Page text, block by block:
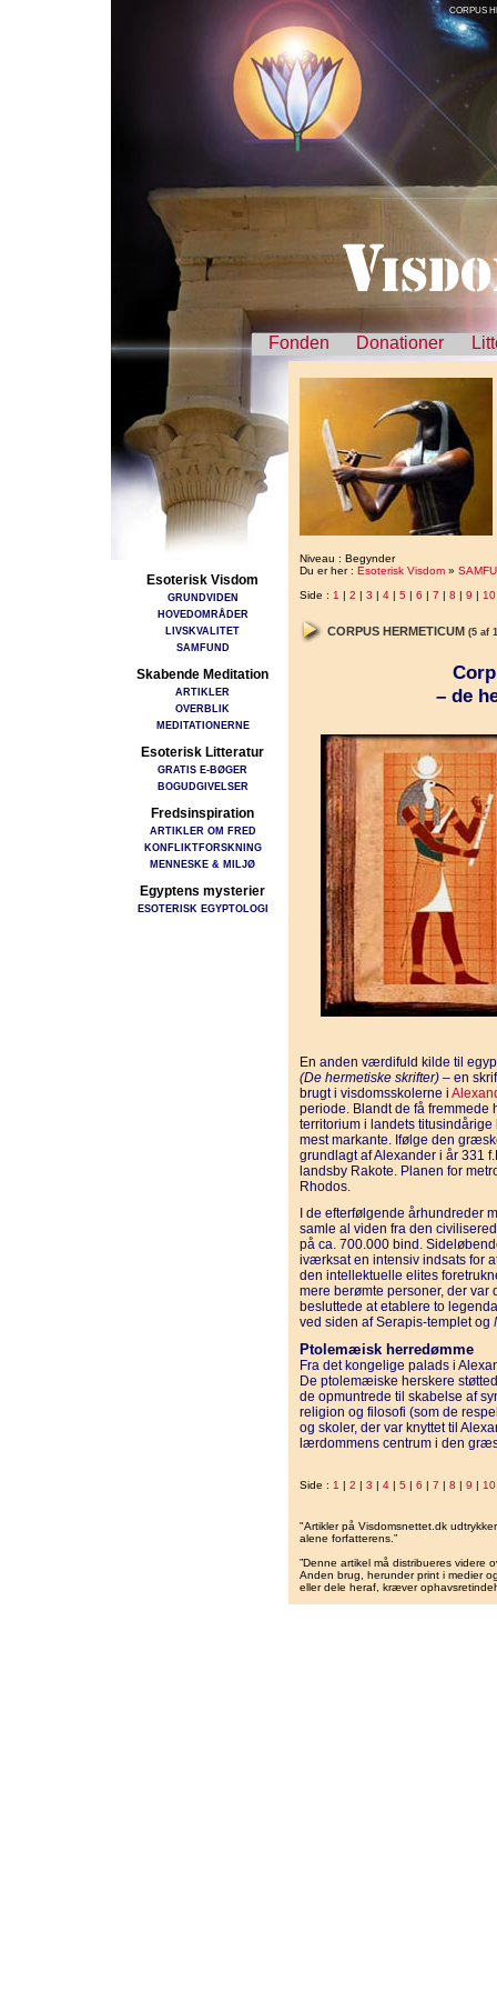
CORPUS
Fonden Donationer
Esoterisk Visdom
GRUNDVIDEN
HOVEDOMRÅDER
LIVSKVALITET
SAMFUND
Skabende Meditation
ARTIKLER
OVERBLIK
MEDITATIONERNE
Esoterisk Litteratur
GRATIS E-BØGER
BOGUDGIVELSER
Fredsinspiration
ARTIKLER OM FRED
KONFLIKTFORSKNING
MENNESKE & MILJØ
Egyptens mysterier
ESOTERISK EGYPTOLOGI
Niveau : Begynder
Du er her : Esoterisk Visdom »
Side : 1 | 2 | 3 | 4 | 5 | 6 | 7 | 8 | 9 | 10
CORPUS HERMETICUM (5 af
– de
En anden værdifuld kilde til
(De hermetiske skrifter) – en
brugt i visdomsskolerne i
periode. Blandt de få
territorium i landets
mest markante. Ifølge den
grundlagt af Alexander i år 331
landsby Rakote. Planen for
Rhodos.
I de efterfølgende århundreder
samle al viden fra den
på ca. 700.000 bind.
iværksat en intensiv indsats for
den intellektuelle elites
mere berømte personer, der
besluttede at etablere to
ved siden af Serapis-templet og
Ptolemæisk herredømme
Fra det kongelige palads i
De ptolemæiske herskere
de opmuntrede til skabelse af
religion og filosofi (som de
og skoler, der var knyttet til
lærdommens centrum i den
Side : 1 | 2 | 3 | 4 | 5 | 6 | 7 | 8 | 9 | 10
"Artikler på Visdomsnettet.dk
alene forfatterens.”
”Denne artikel må distribueres videre
Anden brug, herunder print i medier
eller dele heraf, kræver